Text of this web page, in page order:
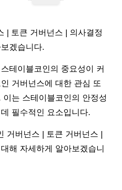
| 토큰 거버넌스 | 의사결정
겠습니다.
테이블코인의 중요성이 커
거버넌스에 대한 관심 또
는 스테이블코인의 안정성
필수적인 요소입니다.
거버넌스 | 토큰 거버넌스 |
해 자세하게 알아보겠습니